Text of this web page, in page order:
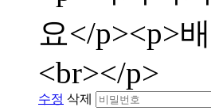
요</p><p>
<br></p>
수정 삭제